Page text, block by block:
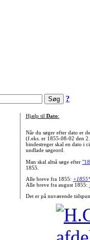
?
Hjælp til Dato:
Når du søger efter dato er
(f.eks. er 1855-08-02 den
bindestreger skal en dato i
undlade søgeord.
Man skal altså søge efter
1855.
Alle breve fra 1855:
Alle breve fra august 1855:
Det er på nuværende